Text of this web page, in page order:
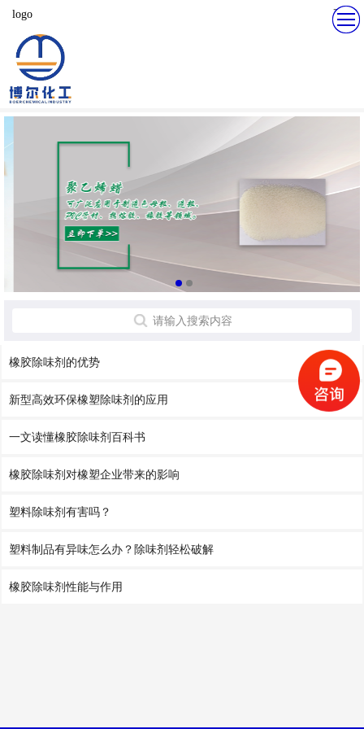
logo 更多
请输入搜索内容
橡胶除味剂的优势
新型高效环保橡塑除味剂的应用
一文读懂橡胶除味剂百科书
橡胶除味剂对橡塑企业带来的影响
塑料除味剂有害吗？
塑料制品有异味怎么办？除味剂轻松破解
橡胶除味剂性能与作用